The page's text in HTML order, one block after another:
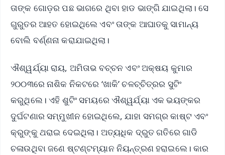
ତାଙ୍କ ଗୋଡ଼ର ପଛ ଭାଗରେ ଥିବା ହାଡ ଭାଙ୍ଗି ଯାଇଥିଲା। ସେ
ଗୁରୁତର ଆହତ ହୋଇଥିଲେ ଏବଂ ତାଙ୍କ ଆଘାତକୁ ସାମାନ୍ୟ
ବୋଲି ବର୍ଣ୍ଣନା କରାଯାଇଥିଲା।
ଐଶ୍ୱର୍ଯ୍ୟା ରାୟ, ଅମିତାଭ ବଚ୍ଚନ ଏବଂ ଅକ୍ଷୟ କୁମାର
୨୦୦୩ରେ ନାଶିକ ନିକଟରେ ‘ଖାକି’ ଚଳଚ୍ଚିତ୍ରର ସୁଟିଂ
କରୁଥିଲେ। ଏହି ଶୁଟିଂ ସମୟରେ ଐଶ୍ୱର୍ଯ୍ୟା ଏକ ଭୟଙ୍କର
ଦୁର୍ଘଟଣାର ସମ୍ମୁଖୀନ ହୋଇଥିଲେ, ଯାହା ସମଗ୍ର କାଷ୍ଟ ଏବଂ
କ୍ରୁଙ୍କୁ ଥରାଇ ଦେଇଥିଲା। ଅତ୍ୟଧିକ ଦ୍ରୁତ ଗତିରେ ଗାଡି
ଚଳାଉଥିବା ଜଣେ ଷ୍ଟଣ୍ଟମ୍ୟାନ ନିୟନ୍ତ୍ରଣ ହରାଇଲେ। କାର